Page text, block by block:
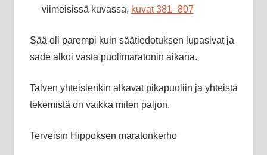
viimeisissä kuvassa, kuvat 381- 807
Sää oli parempi kuin säätiedotuksen lupasivat ja
sade alkoi vasta puolimaratonin aikana.
Talven yhteislenkin alkavat pikapuoliin ja yhteistä
tekemistä on vaikka miten paljon.
Terveisin Hippoksen maratonkerho